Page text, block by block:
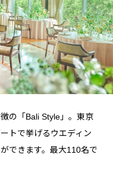
の「Bali Style」。東京
トで挙げるウエディン
できます。最大110名で